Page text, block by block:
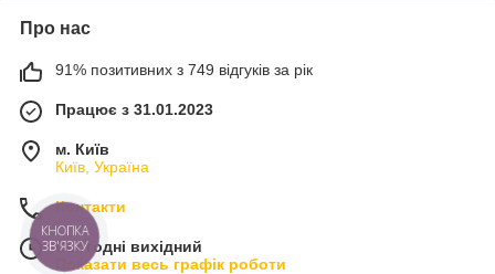
Про нас
91% позитивних з 749 відгуків за рік
Працює з 31.01.2023
м. Київ
Київ, Україна
Контакти
Сьогодні вихідний
Показати весь графік роботи
КНОПКА
ЗВ'ЯЗКУ